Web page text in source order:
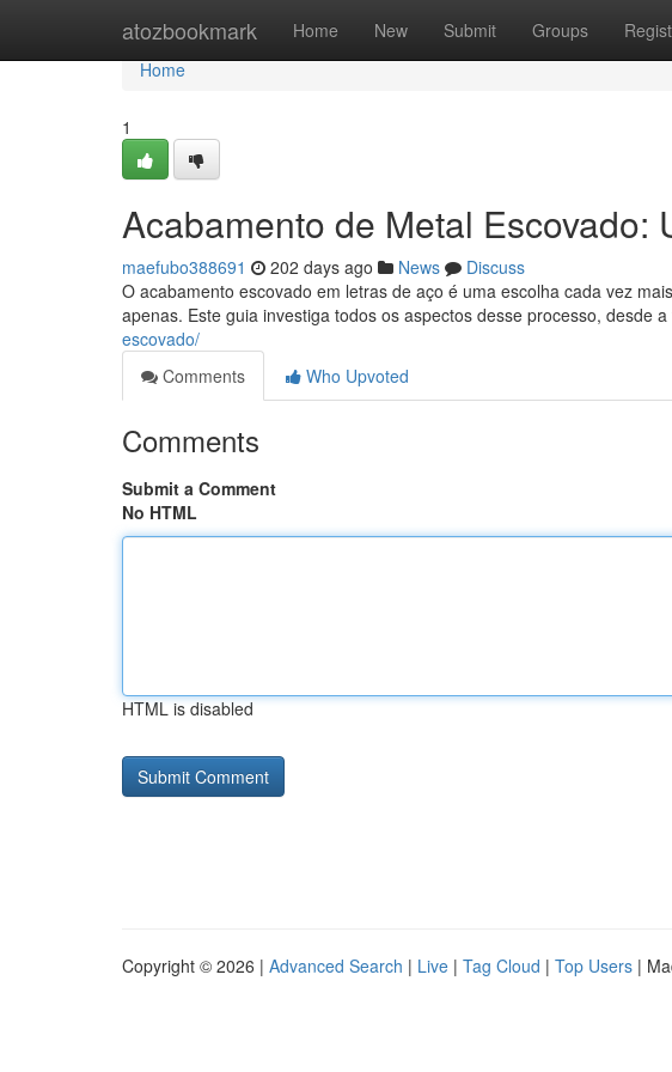
atozbookmark Home New Submit Groups
Home
Home
1
Acabamento de Metal Escovado:
maefubo388691 202 days ago News
Discuss
O acabamento escovado em letras de aço é uma escolha cada vez
apenas. Este guia investiga todos os aspectos desse processo, desde
escovado/
Comments
Who Upvoted
Comments
Submit a Comment
No HTML
HTML is disabled
Copyright © 2026 | Advanced Search | Live | Tag Cloud | Top Users |